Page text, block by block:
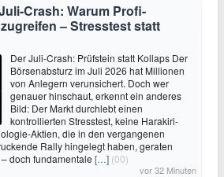
Crash: Warum Profi-
– Stresstest statt
Der Juli-Crash: Prüfstein statt Kollaps Der
Börsenabsturz im Juli 2026 hat Millionen
von Anlegern verunsichert. Doch wer
genauer hinschaut, erkennt ein anderes
Bild: Der Markt durchlebt einen
kontrollierten Stresstest, keine Harakiri-
Aktien, die in den vergangenen
Rally hingelegt haben, geraten
doch fundamentale […] (00)
vor 32 Minuten